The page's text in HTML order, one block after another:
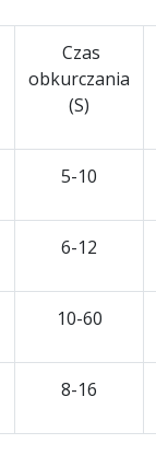
Czas
obkurczania
(S)
5-10
6-12
10-60
8-16